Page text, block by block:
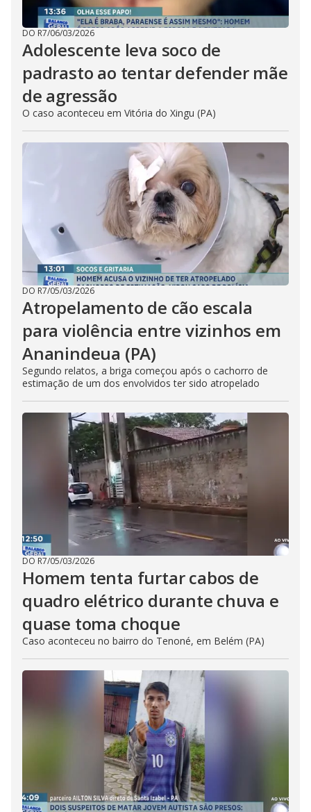
DO R7/06/03/2026
Adolescente leva soco de
padrasto ao tentar defender mãe
de agressão
O caso aconteceu em Vitória do Xingu (PA)
DO R7/05/03/2026
Atropelamento de cão escala
para violência entre vizinhos em
Ananindeua (PA)
Segundo relatos, a briga começou após o cachorro de
estimação de um dos envolvidos ter sido atropelado
DO R7/05/03/2026
Homem tenta furtar cabos de
quadro elétrico durante chuva e
quase toma choque
Caso aconteceu no bairro do Tenoné, em Belém (PA)